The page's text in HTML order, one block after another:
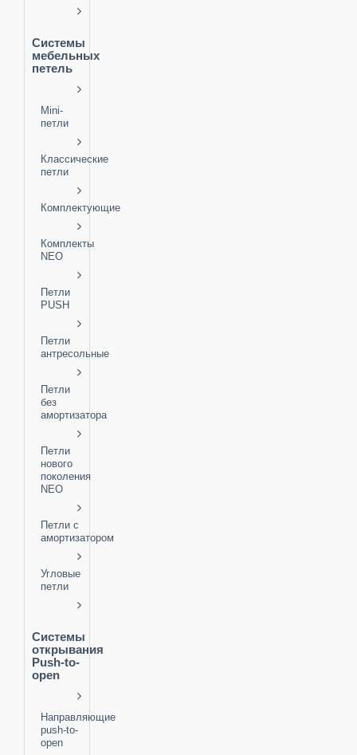
Системы
мебельных
петель
Mini-
петли
Классические
петли
Комплектующие
Комплекты
NEO
Петли
PUSH
Петли
антресольные
Петли
без
амортизатора
Петли
нового
поколения
NEO
Петли с
амортизатором
Угловые
петли
Системы
открывания
Push-to-
open
Направляющие
push-to-
open